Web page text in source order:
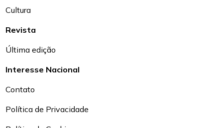
Cultura
Revista
Última edição
Interesse Nacional
Contato
Política de Privacidade